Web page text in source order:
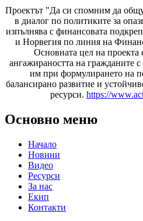
Проектът "Да си спомним да
в диалог по политиките за
изпълнява с финансовата
и Норвегия по линия на
Основната цел на проекта
ангажираността на гражданите с
им при формулирането на
балансирано развитие и
ресурси. https://
Основно меню
Начало
Новини
Видео
Ресурси
За нас
Екип
Контакти